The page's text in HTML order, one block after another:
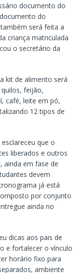
documento do
do
será feita a
criança matriculada
o secretário da
kit de alimento será
feijão,
café, leite em pó,
12 tipos de
que o
liberados e outros
ainda em fase de
devem
já está
por conjunto
ainda no
dicas aos pais de
e fortalecer o vínculo
horário fixo para
ambiente